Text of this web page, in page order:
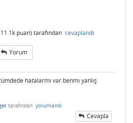
11.1k puan) tarafından cevaplandı
Yorum
hatalarmı var.benmı yanlış
tarafından yorumlandı
Cevapla